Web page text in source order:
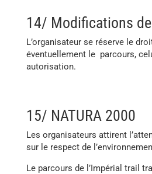
14/ Modifications
L’organisateur se réserve le
éventuellement le parcours,
autorisation.
15/ NATURA 2000
Les organisateurs attirent
sur le respect de
Le parcours de l’Impérial trail